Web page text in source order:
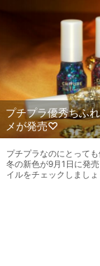
プチプラ優秀ちふ
メが発売♡
プチプラなのにとって
冬の新色が9月1日に発
イルをチェックしまし